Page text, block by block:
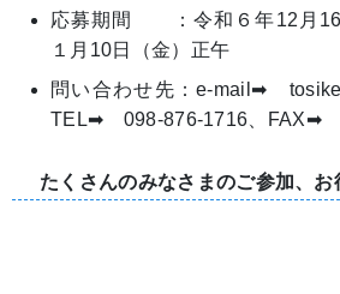
応募期間 ：令和６年12月16
１月10日（金）正午
問い合わせ先：e‐mail➡
TEL➡ 098-876-1716、FAX➡
たくさんのみなさまのご参加、